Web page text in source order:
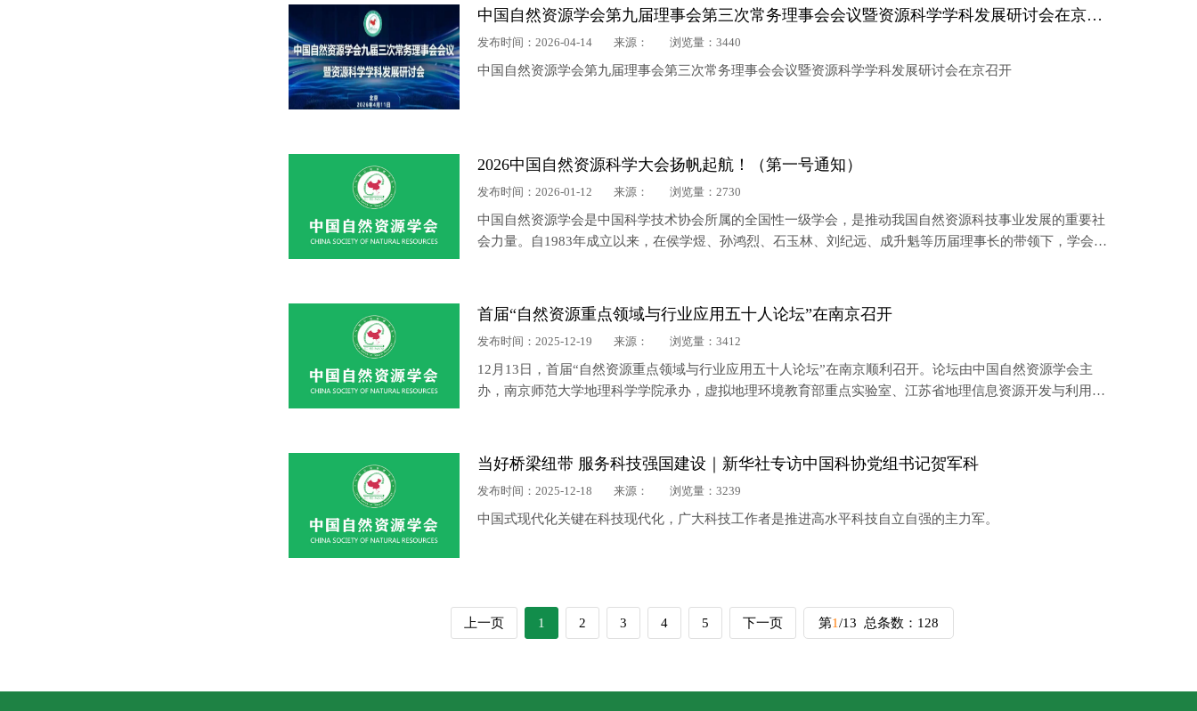
中国自然资源学会第九届理事会第三次常务理事会会议暨资源科学学科发展研讨会在京召开
发布时间：2026-04-14 来源： 浏览量：3440
中国自然资源学会第九届理事会第三次常务理事会会议暨资源科学学科发展研讨会在京召开
2026中国自然资源科学大会扬帆起航！（第一号通知）
发布时间：2026-01-12 来源： 浏览量：2730
中国自然资源学会是中国科学技术协会所属的全国性一级学会，是推动我国自然资源科技事业发展的重要社
会力量。自1983年成立以来，在侯学煜、孙鸿烈、石玉林、刘纪远、成升魁等历届理事长的带领下，学会已
首届“自然资源重点领域与行业应用五十人论坛”在南京召开
发布时间：2025-12-19 来源： 浏览量：3412
12月13日，首届“自然资源重点领域与行业应用五十人论坛”在南京顺利召开。论坛由中国自然资源学会主
办，南京师范大学地理科学学院承办，虚拟地理环境教育部重点实验室、江苏省地理信息资源开发与利用协
当好桥梁纽带 服务科技强国建设｜新华社专访中国科协党组书记贺军科
发布时间：2025-12-18 来源： 浏览量：3239
中国式现代化关键在科技现代化，广大科技工作者是推进高水平科技自立自强的主力军。
上一页 1 2 3 4 5 下一页 第1/13 总条数：128